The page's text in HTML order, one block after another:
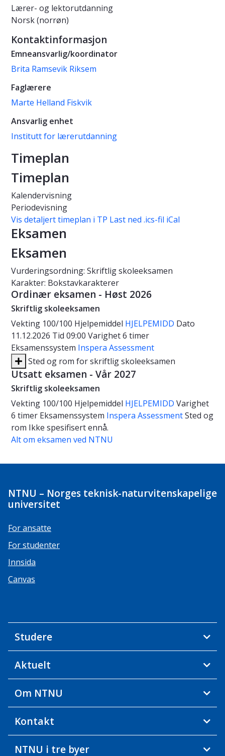
Lærer- og lektorutdanning
Norsk (norrøn)
Kontaktinformasjon
Emneansvarlig/koordinator
Brita Ramsevik Riksem
Faglærere
Marte Helland Fiskvik
Ansvarlig enhet
Institutt for lærerutdanning
Timeplan
Timeplan
Kalendervisning
Periodevisning
Vis detaljert timeplan i TP Last ned .ics-fil iCal
Eksamen
Eksamen
Vurderingsordning: Skriftlig skoleeksamen
Karakter: Bokstavkarakterer
Ordinær eksamen - Høst 2026
Skriftlig skoleeksamen
Vekting 100/100 Hjelpemiddel HJELPEMIDD Dato
11.12.2026 Tid 09:00 Varighet6 timer
Eksamenssystem Inspera Assessment
Sted og rom for skriftlig skoleeksamen
Utsatt eksamen - Vår 2027
Skriftlig skoleeksamen
Vekting 100/100 Hjelpemiddel HJELPEMIDD Varighet
6 timer Eksamenssystem Inspera AssessmentSted og
rom Ikke spesifisert ennå.
Alt om eksamen ved NTNU
NTNU – Norges teknisk-naturvitenskapelige
universitet
For ansatte
For studenter
Innsida
Canvas
Studere
Aktuelt
Om NTNU
Kontakt
NTNU i tre byer